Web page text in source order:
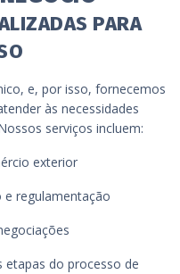
PARA
e, por isso, fornecemos
às necessidades
serviços incluem:
exterior
regulamentação
do processo de